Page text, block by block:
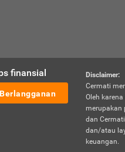
finansial
Berlangganan
Disclaimer:
Cermati
Oleh
merupakan
dan
dan/atau
keuangan.